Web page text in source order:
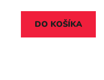
DO KOŠÍKA